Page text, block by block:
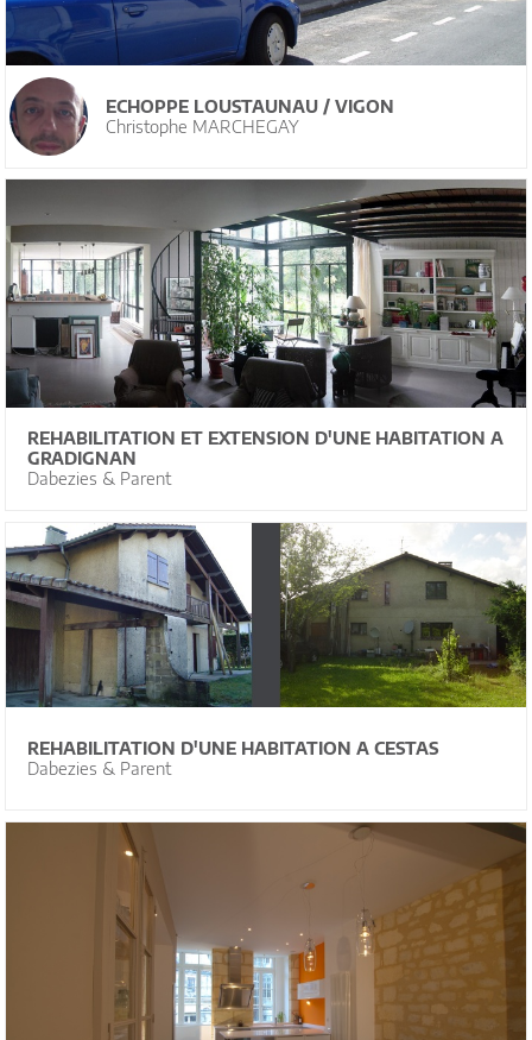
ECHOPPE LOUSTAUNAU / VIGON
Christophe MARCHEGAY
REHABILITATION ET EXTENSION D'UNE HABITATION A
GRADIGNAN
Dabezies & Parent
REHABILITATION D'UNE HABITATION A CESTAS
Dabezies & Parent